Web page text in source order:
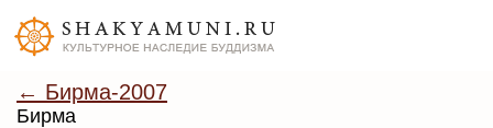
← Бирма-2007
Бирма